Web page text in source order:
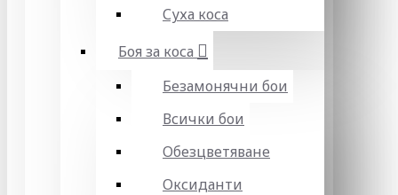
Суха коса
Боя за коса
Безамонячни бои
Всички бои
Обезцветяване
Оксиданти